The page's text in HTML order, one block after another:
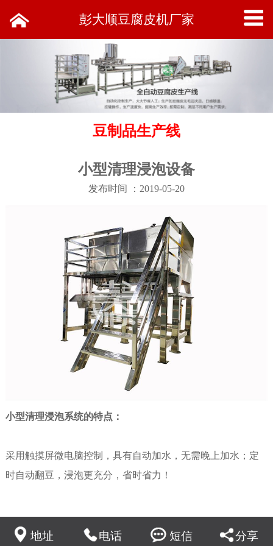
彭大顺豆腐皮机厂家
豆制品生产线
小型清理浸泡设备
发布时间 ：2019-05-20
小型清理浸泡系统的特点：
采用触摸屏微电脑控制，具有自动加水，无需晚上加水；定
时自动翻豆，浸泡更充分，省时省力！
加工厂，大中型食品加工厂及休闲食品厂等用户。
地址 电话 短信 分享